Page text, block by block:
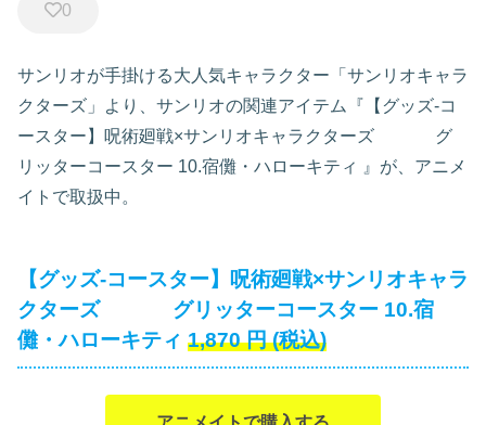
0
サンリオが手掛ける大人気キャラクター「サンリオキャラ
クターズ」より、サンリオの関連アイテム『【グッズ-コ
ースター】呪術廻戦×サンリオキャラクターズ グ
リッターコースター 10.宿儺・ハローキティ
』が、アニメ
イトで取扱中。
【グッズ-コースター】呪術廻戦×サンリオキャラ
クターズ グリッターコースター 10.宿
儺・ハローキティ 1,870 円 (税込)